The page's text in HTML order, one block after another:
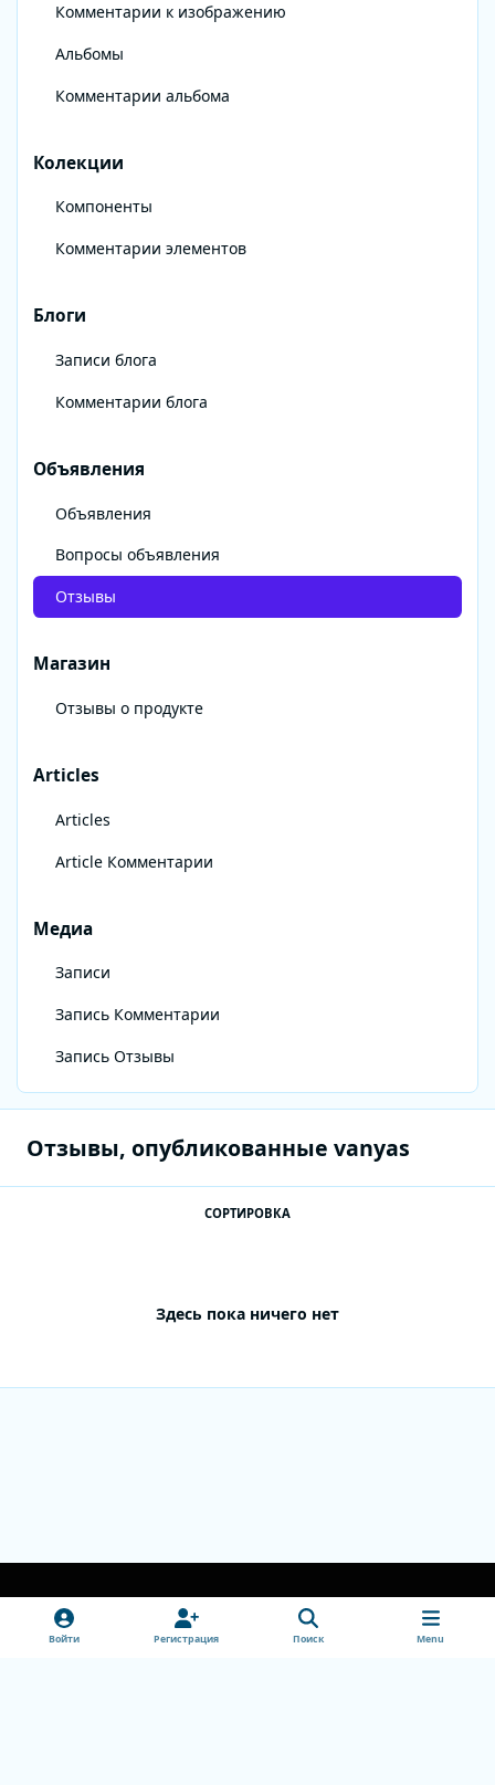
Комментарии к изображению
Альбомы
Комментарии альбома
Колекции
Компоненты
Комментарии элементов
Блоги
Записи блога
Комментарии блога
Объявления
Объявления
Вопросы объявления
Отзывы
Магазин
Отзывы о продукте
Articles
Articles
Article Комментарии
Медиа
Записи
Запись Комментарии
Запись Отзывы
Отзывы, опубликованные vanyas
СОРТИРОВКА
Здесь пока ничего нет
Light ModeDark ModeSystem Preference
v
Войти Регистрация Поиск Menu